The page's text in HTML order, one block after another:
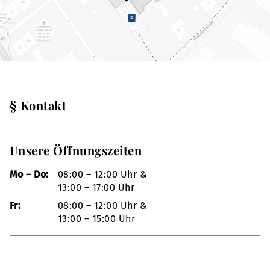
§ Kontakt
Unsere Öffnungszeiten
Mo – Do:
08:00 – 12:00 Uhr &
13:00 – 17:00 Uhr
Fr:
08:00 – 12:00 Uhr &
13:00 – 15:00 Uhr